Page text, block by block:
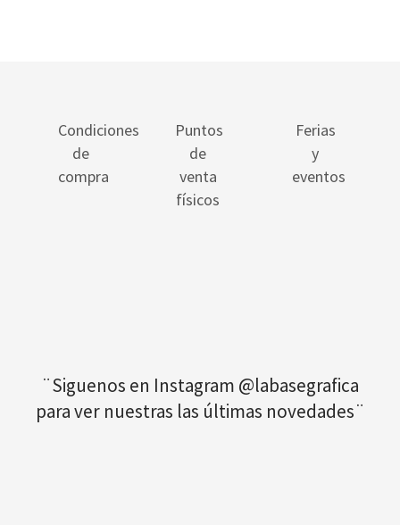
Condiciones
de
compra
Puntos
de
venta
físicos
Ferias
y
eventos
¨Siguenos en Instagram @labasegrafica
para ver nuestras las últimas novedades¨